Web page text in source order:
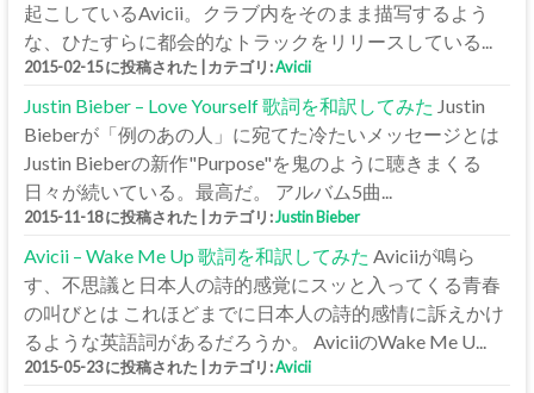
起こしているAvicii。クラブ内をそのまま描写するよう
な、ひたすらに都会的なトラックをリリースしている...
2015-02-15 に投稿された カテゴリ:Avicii
Justin Bieber – Love Yourself 歌詞を和訳してみた Justin
Bieberが「例のあの人」に宛てた冷たいメッセージとは
Justin Bieberの新作"Purpose"を鬼のように聴きまくる
日々が続いている。最高だ。 アルバム5曲...
2015-11-18 に投稿された カテゴリ:Justin Bieber
Avicii – Wake Me Up 歌詞を和訳してみた Aviciiが鳴ら
す、不思議と日本人の詩的感覚にスッと入ってくる青春
の叫びとは これほどまでに日本人の詩的感情に訴えかけ
るような英語詞があるだろうか。 AviciiのWake Me U...
2015-05-23 に投稿された カテゴリ:Avicii